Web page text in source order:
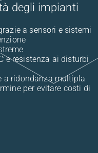
degli impianti
a sensori e sistemi
e resistenza ai disturbi
a ridondanza multipla
per evitare costi di